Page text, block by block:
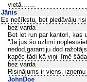
vietā.......
Jānis
Es nečīkstu, bet piedāvāju
bez varda
Bet iet run par kantori, kas
"Ja jūs šo uzlīmi
nedod,garantiju dod
kapēc tādi kā viņi līmē
bez varda
Risinājums ir viens,
JohnDoe